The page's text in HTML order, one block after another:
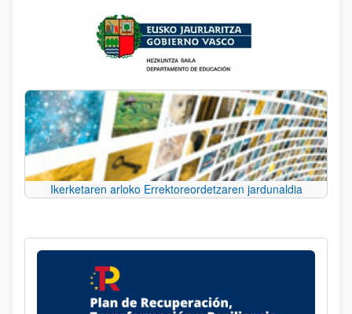
Ikerketaren arloko Errektoreordetzaren jardunaldia